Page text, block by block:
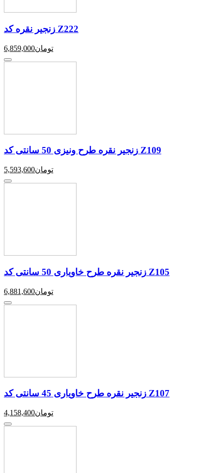
زنجیر نقره کد Z222
6,859,000تومان
زنجیر نقره طرح ونیزی 50 سانتی کد Z109
5,593,600تومان
زنجیر نقره طرح خاویاری 50 سانتی کد Z105
6,881,600تومان
زنجیر نقره طرح خاویاری 45 سانتی کد Z107
4,158,400تومان